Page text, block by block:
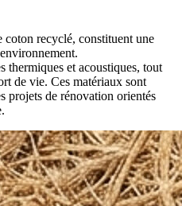
coton recyclé, constituent une
thermiques et acoustiques, tout
de vie. Ces matériaux sont
projets de rénovation orientés